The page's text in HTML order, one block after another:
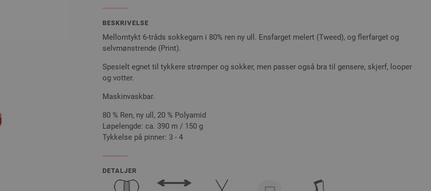
BESKRIVELSE
Mellomtykt 6-tråds sokkegarn i 80% ren ny ull. Ensfarget melert (Tweed), og flerfarget og
selvmønstrende (Print).
Spesielt egnet til tykkere strømper og sokker, men passer også bra til gensere, skjerf, looper
og votter.
Maskinvaskbar.
80 % Ren, ny ull, 20 % Polyamid
Løpelengde: ca. 390 m / 150 g
Tykkelse på pinner: 3 - 4
DETALJER